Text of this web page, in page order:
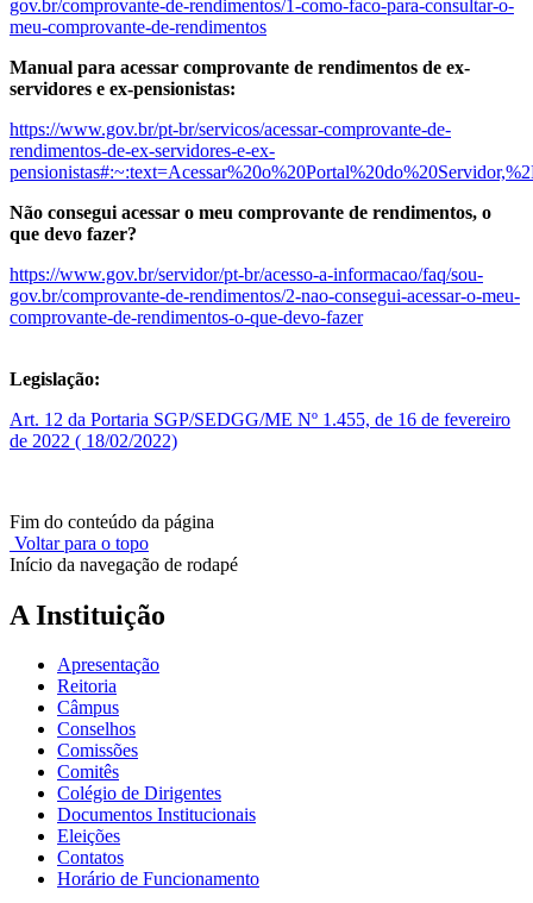
gov.br/comprovante-de-rendimentos/1-como-faco-para-consultar-o-
meu-comprovante-de-rendimentos
Manual para acessar comprovante de rendimentos de ex-
servidores e ex-pensionistas:
https://www.gov.br/pt-br/servicos/acessar-comprovante-de-
rendimentos-de-ex-servidores-e-ex-
Não consegui acessar o meu comprovante de rendimentos, o
que devo fazer?
https://www.gov.br/servidor/pt-br/acesso-a-informacao/faq/sou-
gov.br/comprovante-de-rendimentos/2-nao-consegui-acessar-o-meu-
comprovante-de-rendimentos-o-que-devo-fazer
Legislação:
Art. 12 da Portaria SGP/SEDGG/ME Nº 1.455, de 16 de fevereiro
de 2022 ( 18/02/2022)
Fim do conteúdo da página
Voltar para o topo
Início da navegação de rodapé
A Instituição
Apresentação
Reitoria
Câmpus
Conselhos
Comissões
Comitês
Colégio de Dirigentes
Documentos Institucionais
Eleições
Contatos
Horário de Funcionamento